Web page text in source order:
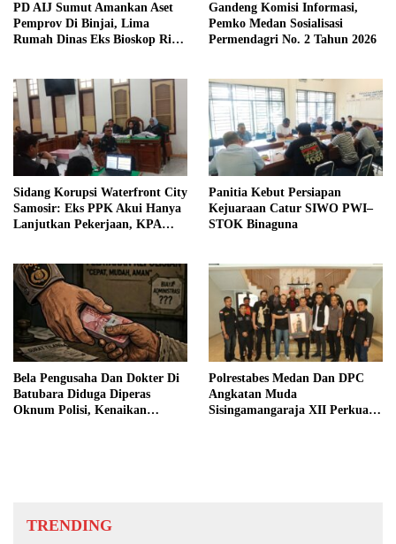
PD AIJ Sumut Amankan Aset
Pemprov Di Binjai, Lima
Rumah Dinas Eks Bioskop Ria
Gandeng Komisi Informasi,
Pemko Medan Sosialisasi
Permendagri No. 2 Tahun 2026
Sidang Korupsi Waterfront City
Samosir: Eks PPK Akui Hanya
Lanjutkan Pekerjaan, KPA
Panitia Kebut Persiapan
Kejuaraan Catur SIWO PWI–
STOK Binaguna
Bela Pengusaha Dan Dokter Di
Batubara Diduga Diperas
Oknum Polisi, Kenaikan
Polrestabes Medan Dan DPC
Angkatan Muda
Sisingamangaraja XII Perkuat
TRENDING